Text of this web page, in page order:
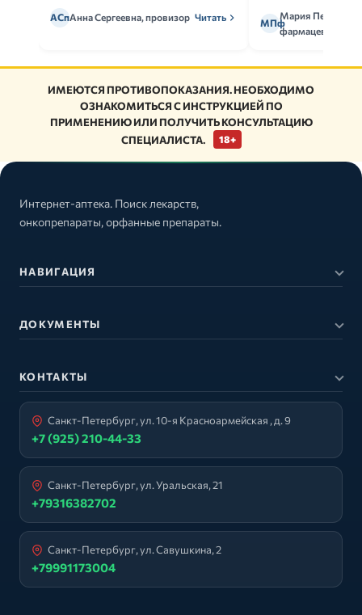
АСпАнна Сергеевна, провизор Читать МПф
Мария Петрова,
фармацевт
ИМЕЮТСЯ ПРОТИВОПОКАЗАНИЯ. НЕОБХОДИМО
ОЗНАКОМИТЬСЯ С ИНСТРУКЦИЕЙ ПО
ПРИМЕНЕНИЮ ИЛИ ПОЛУЧИТЬ КОНСУЛЬТАЦИЮ
СПЕЦИАЛИСТА.
18+
Интернет-аптека. Поиск лекарств,
онкопрепараты, орфанные препараты.
НАВИГАЦИЯ
ДОКУМЕНТЫ
КОНТАКТЫ
Санкт-Петербург, ул. 10-я Красноармейская , д. 9
+7 (925) 210-44-33
Санкт-Петербург, ул. Уральская, 21
+79316382702
Санкт-Петербург, ул. Савушкина, 2
+79991173004